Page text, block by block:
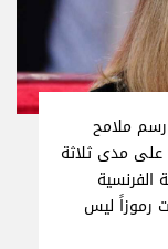
ملامح
على مدى ثلاثة
الفرنسية
رموزاً ليس